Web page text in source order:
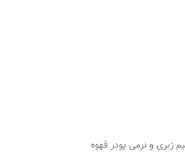
زبری و نرمی پودر قهوه